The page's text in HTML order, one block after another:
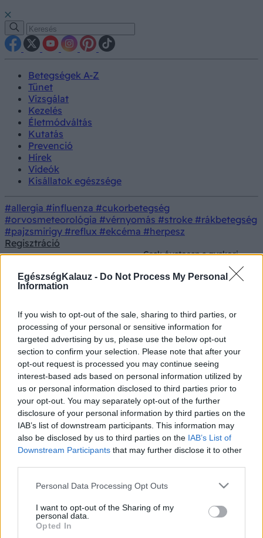
EgészségKalauz - Do Not Process My Personal
Information
If you wish to opt-out of the sale, sharing to third parties, or
processing of your personal or sensitive information for
targeted advertising by us, please use the below opt-out
section to confirm your selection. Please note that after your
opt-out request is processed you may continue seeing
interest-based ads based on personal information utilized by
us or personal information disclosed to third parties prior to
your opt-out. You may separately opt-out of the further
disclosure of your personal information by third parties on the
IAB’s list of downstream participants. This information may
also be disclosed by us to third parties on the IAB’s List of
Downstream Participants that may further disclose it to other
Please note that this website/app uses one or more Google
not limited to your visit or usage behaviour. You may click to
grant or deny consent to Google and its third-party tags to
use your data for below specified purposes in below Google
Personal Data Processing Opt Outs
I want to opt-out of the Sharing of my
personal data.
Opted In
Betegségek A-Z
Tünet
Vizsgálat
Kezelés
Életmódváltás
Kutatás
Prevenció
Hírek
Videók
Kisállatok egészsége
#allergia #influenza #cukorbetegség
#orvosmeteorológia #vérnyomás #stroke #rákbetegség
#pajzsmirigy #reflux #ekcéma #herpesz
Regisztráció
Csak óvatosan a gyakori
súlyos gondokat okozhat
antibiotikum kúrával: súlyos
gondokat okozhat